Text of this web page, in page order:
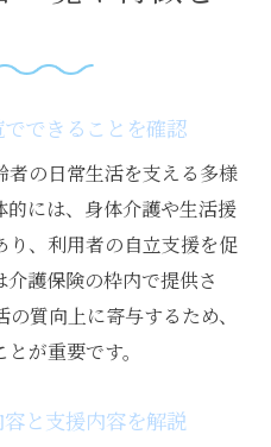
内容と例外事項を押さ
用時の注意すべきポイ
できる支援と限界を理
ら利用までの流れ
請方法と手続きの流れ
申請から利用開始まで
できることを確認
の日常生活を支える多様
には、身体介護や生活援
、利用者の自立支援を促
護保険の枠内で提供さ
質向上に寄与するため、
が重要です。
と支援内容を解説